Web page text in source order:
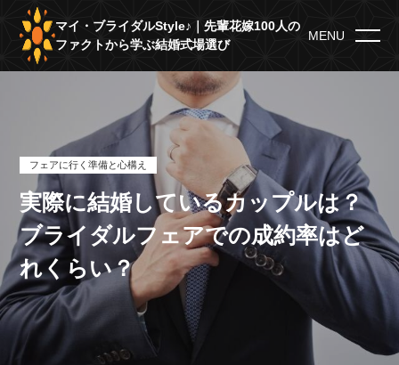
マイ・ブライダルStyle♪｜先輩花嫁100人の
ファクトから学ぶ結婚式場選び
MENU
実際に結婚しているカップルは？
ブライダルフェアでの成約率はど
れくらい？
フェアに行く準備と心構え